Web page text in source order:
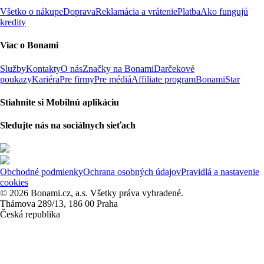
Všetko o nákupeDopravaReklamácia a vráteniePlatbaAko fungujú
kredity
Viac o Bonami
SlužbyKontaktyO násZnačky na BonamiDarčekové
poukazyKariéraPre firmyPre médiáAffiliate programBonamiStar
Stiahnite si Mobilnú aplikáciu
Sledujte nás na sociálnych sieťach
Obchodné podmienkyOchrana osobných údajovPravidlá a nastavenie
cookies
© 2026 Bonami.cz, a.s. Všetky práva vyhradené.
Thámova 289/13, 186 00 Praha
Česká republika